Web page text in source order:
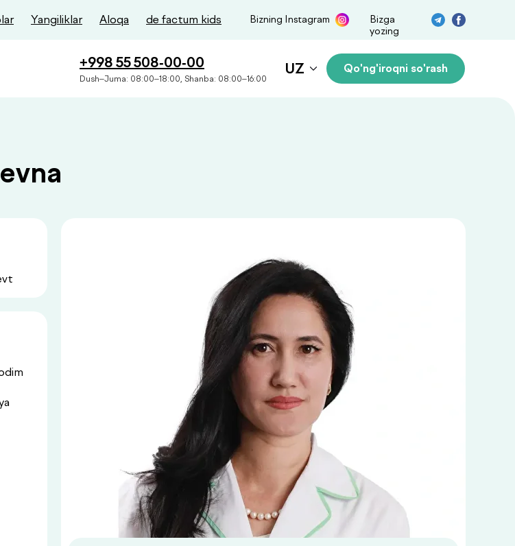
Yangiliklar Aloqa de factum kids Bizning Instagram
Bizga
yozing
+998 55 508-00-00 UZ Qo'ng'iroqni so'rash
Dush–Juma: 08:00–18:00, Shanba: 08:00–16:00